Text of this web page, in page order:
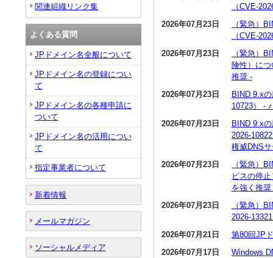
（CVE-
2026年07月23日
（緊急）
（CVE-
2026年07月23日
（緊急）
険性）に
推奨 -
2026年07月23日
BIND 9.x
10723） -
2026年07月23日
BIND 9.x
2026-
権威DNS
2026年07月23日
（緊急）
ビスの停
を強く推奨
2026年07月23日
（緊急）
2026-
2026年07月21日
第80回JP
2026年07月17日
Windows
関連組織リンク集
よくある質問
JPドメイン名全般について
JPドメイン名の登録につい
て
JPドメイン名の各種申請に
ついて
JPドメイン名の活用につい
て
指定事業者について
新着情報
メールマガジン
ソーシャルメディア